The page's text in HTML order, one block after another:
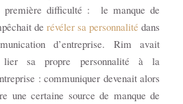
première difficulté : le manque de
derévéler sa personnalité dans
d’entreprise. Rim avait
sa propre personnalité à la
: communiquer devenait alors
une certaine source de manque de